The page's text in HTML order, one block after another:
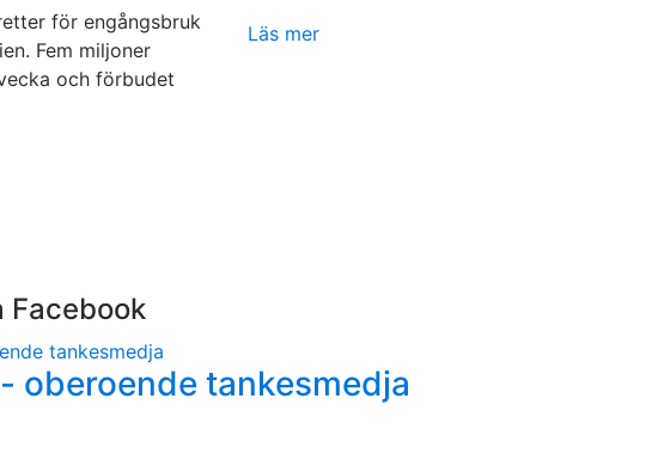
för engångsbruk
Fem miljoner
och förbudet
Läs mer
Facebook
oberoende tankesmedja